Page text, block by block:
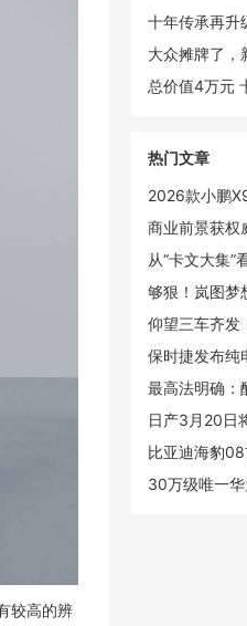
较高的辨
局
SUV i9 覆盖
十年传承再升
100℃温差挑
大众摊牌了，
总价值4万元
热门文章
2026款小鹏
VLA，小鹏真
商业前景获权
2025创新未
从“卡文大集”
汽车新春跑出
够狠！岚图梦
级的价格，百
仰望三车齐发
是高端电动
保时捷发布纯
起售价约88.4
最高法明确：
仍构成危险驾
日产3月20日
定位20万级
比亚迪海豹
流？
30万级唯一